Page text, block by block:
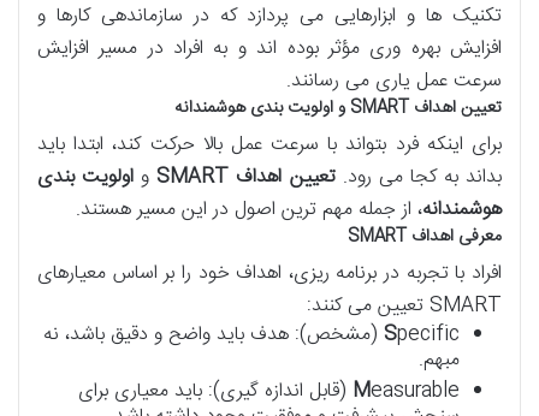
تکنیک ها و ابزارهایی می پردازد که در سازماندهی کارها و
افزایش بهره وری مؤثر بوده اند و به افراد در مسیر افزایش
سرعت عمل یاری می رسانند.
تعیین اهداف SMART و اولویت بندی هوشمندانه
برای اینکه فرد بتواند با سرعت عمل بالا حرکت کند، ابتدا باید
بداند به کجا می رود.تعیین اهداف SMART و اولویت بندی
هوشمندانه، از جمله مهم ترین اصول در این مسیر هستند.
معرفی اهداف SMART
افراد با تجربه در برنامه ریزی، اهداف خود را بر اساس معیارهای
SMART تعیین می کنند:
S pecific (مشخص): هدف باید واضح و دقیق باشد، نه
مبهم.
M easurable (قابل اندازه گیری): باید معیاری برای